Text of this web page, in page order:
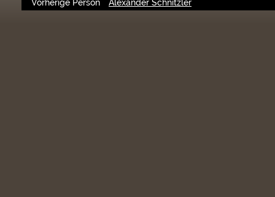
Vorherige Person Alexander Schnitzler